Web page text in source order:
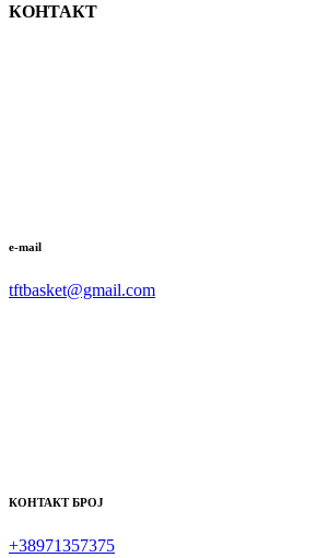
КОНТАКТ
e-mail
tftbasket@gmail.com
КОНТАКТ БРОЈ
+38971357375